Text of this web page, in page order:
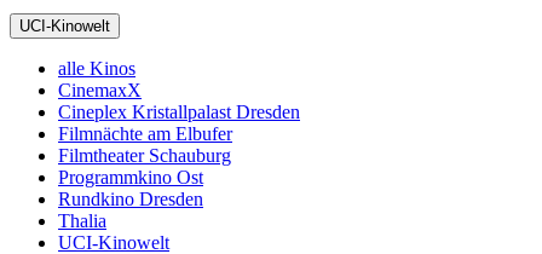
UCI-Kinowelt
alle Kinos
CinemaxX
Cineplex Kristallpalast Dresden
Filmnächte am Elbufer
Filmtheater Schauburg
Programmkino Ost
Rundkino Dresden
Thalia
UCI-Kinowelt